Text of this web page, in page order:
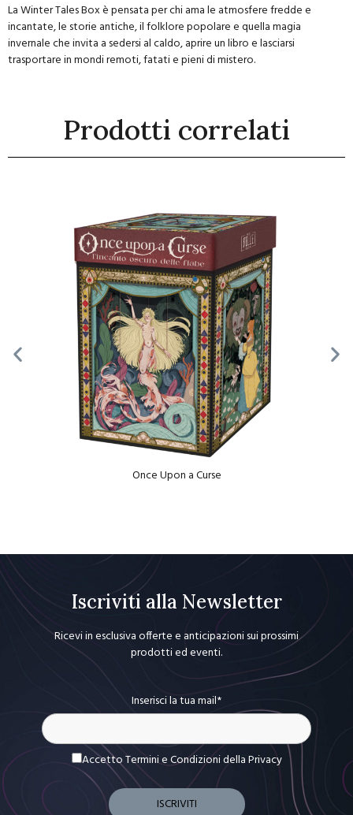
La Winter Tales Box è pensata per chi ama le atmosfere fredde e
incantate, le storie antiche, il folklore popolare e quella magia
invernale che invita a sedersi al caldo, aprire un libro e lasciarsi
trasportare in mondi remoti, fatati e pieni di mistero.
Prodotti correlati
Once Upon a Curse
Iscriviti alla Newsletter
Ricevi in esclusiva offerte e anticipazioni sui prossimi
prodotti ed eventi.
Inserisci la tua mail*
Accetto Termini e Condizionidella Privacy